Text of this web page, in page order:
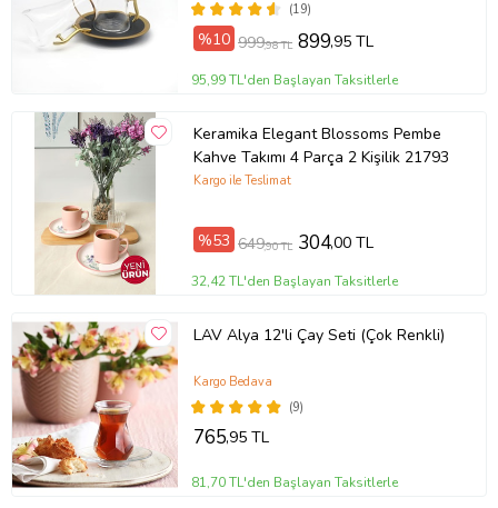
(19)
%10 999,98 TL 899,95 TL
95,99 TL'den Başlayan Taksitlerle
Keramika Elegant Blossoms Pembe
Kahve Takımı 4 Parça 2 Kişilik 21793
Kargo ile Teslimat
%53 649,90 TL 304,00 TL
32,42 TL'den Başlayan Taksitlerle
LAV Alya 12'li Çay Seti (Çok Renkli)
(9)
Kargo Bedava
765,95 TL
81,70 TL'den Başlayan Taksitlerle